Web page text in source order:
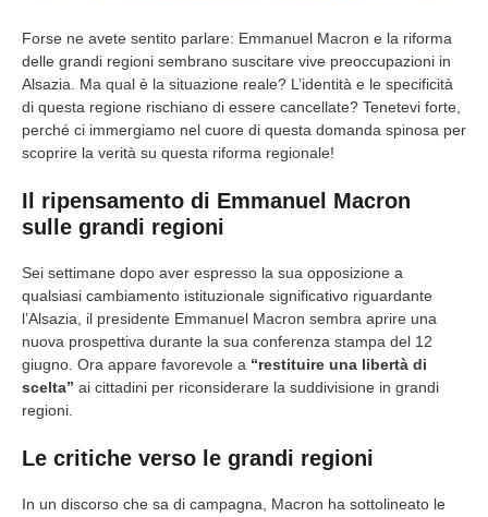
Forse ne avete sentito parlare: Emmanuel Macron e la riforma
delle grandi regioni sembrano suscitare vive preoccupazioni in
Alsazia. Ma qual è la situazione reale? L’identità e le specificità
di questa regione rischiano di essere cancellate? Tenetevi forte,
perché ci immergiamo nel cuore di questa domanda spinosa per
scoprire la verità su questa riforma regionale!
Il ripensamento di Emmanuel Macron
sulle grandi regioni
Sei settimane dopo aver espresso la sua opposizione a
qualsiasi cambiamento istituzionale significativo riguardante
l’Alsazia, il presidente Emmanuel Macron sembra aprire una
nuova prospettiva durante la sua conferenza stampa del 12
giugno. Ora appare favorevole a “restituire una libertà di
scelta” ai cittadini per riconsiderare la suddivisione in grandi
regioni.
Le critiche verso le grandi regioni
In un discorso che sa di campagna, Macron ha sottolineato le